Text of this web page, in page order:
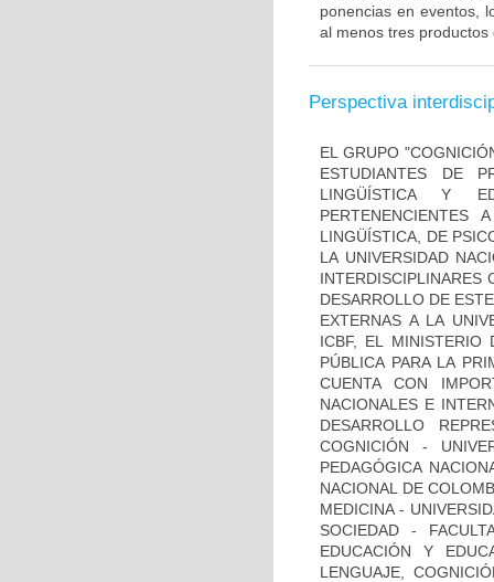
ponencias en eventos,
al menos tres
Perspectiva
EL GRUPO
ESTUDIANTES DE
LINGÜÍSTICA Y
PERTENENCIENTES
LINGÜÍSTICA, DE
LA UNIVERSIDAD
INTERDISCIPLINARES
DESARROLLO DE
EXTERNAS A LA
ICBF, EL MINISTERIO
PÚBLICA PARA LA
CUENTA CON
NACIONALES E
DESARROLLO
COGNICIÓN -
PEDAGÓGICA
NACIONAL DE
MEDICINA -
SOCIEDAD -
EDUCACIÓN Y
LENGUAJE,